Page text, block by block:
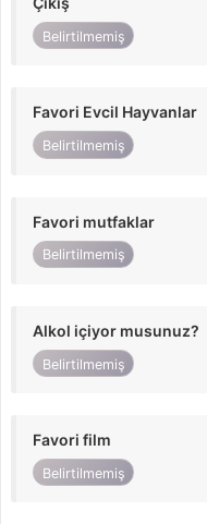
Belirtilmemiş
Favori Evcil Hayvanlar
Belirtilmemiş
Favori mutfaklar
Belirtilmemiş
Alkol içiyor musunuz?
Belirtilmemiş
Favori film
Belirtilmemiş